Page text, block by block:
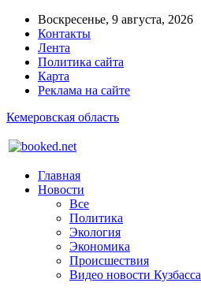
Воскресенье, 9 августа, 2026
Контакты
Лента
Политика сайта
Карта
Реклама на сайте
Кемеровская область
Главная
Новости
Все
Политика
Экология
Экономика
Происшествия
Видео новости Кузбасса